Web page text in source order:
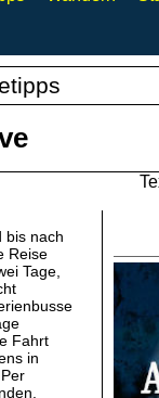
bis nach
Reise
Tage,
Fahrt
in